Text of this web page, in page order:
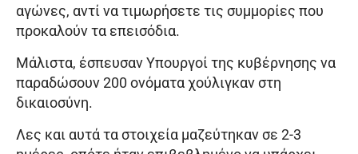
αγώνες, αντί να τιμωρήσετε τις συμμορίες που
προκαλούν τα επεισόδια.
Μάλιστα, έσπευσαν Υπουργοί της κυβέρνησης να
παραδώσουν 200 ονόματα χούλιγκαν στη
δικαιοσύνη.
Λες και αυτά τα στοιχεία μαζεύτηκαν σε 2-3